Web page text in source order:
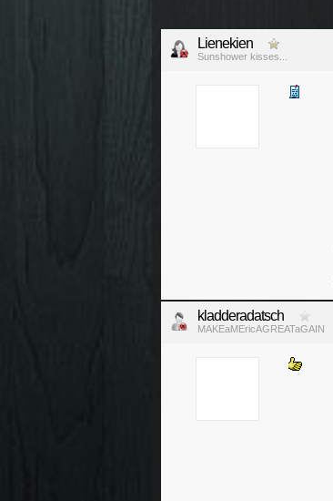
Lienekien
Sunshower kisses...
kladderadatsch
MAKEaMEricAGREATaGAIN